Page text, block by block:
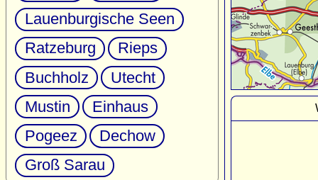
Lauenburgische Seen
Ratzeburg
Rieps
Buchholz
Utecht
Mustin
Einhaus
Pogeez
Dechow
Groß Sarau